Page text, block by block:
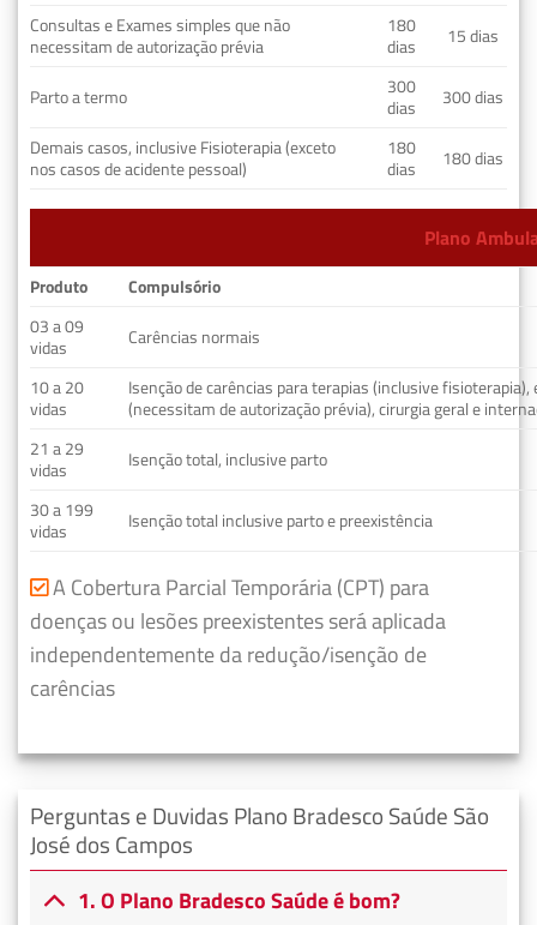
Consultas e Exames simples que não
necessitam de autorização prévia
180
dias
15 dias
Parto a termo
300
dias
300 dias
Demais casos, inclusive Fisioterapia (exceto
nos casos de acidente pessoal)
180
dias
180 dias
Plano
Produto
Compulsório
03 a 09
vidas
Carências normais
10 a 20
vidas
Isenção de carências para terapias (inclusive fisioterapia),
(necessitam de autorização prévia), cirurgia geral e
21 a 29
vidas
Isenção total, inclusive parto
30 a 199
vidas
Isenção total inclusive parto e preexistência
A Cobertura Parcial Temporária (CPT) para
doenças ou lesões preexistentes será aplicada
independentemente da redução/isenção de
carências
Perguntas e Duvidas Plano Bradesco Saúde São
José dos Campos
1. O Plano Bradesco Saúde é bom?